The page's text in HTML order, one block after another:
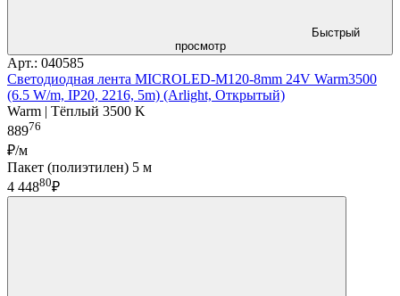
Быстрый
просмотр
Арт.: 040585
Светодиодная лента MICROLED-M120-8mm 24V Warm3500
(6.5 W/m, IP20, 2216, 5m) (Arlight, Открытый)
Warm | Тёплый 3500 K
88976
₽/м
Пакет (полиэтилен) 5 м
4 44880₽